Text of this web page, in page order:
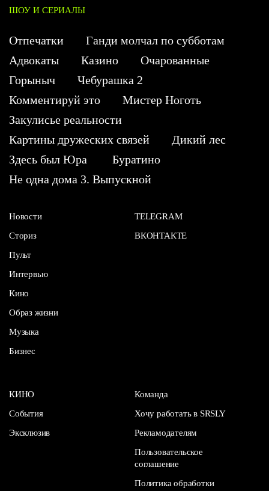
ШОУ И СЕРИАЛЫ
Отпечатки
Ганди молчал по субботам
Адвокаты
Казино
Очарованные
Горыныч
Чебурашка 2
Комментируй это
Мистер Ноготь
Закулисье реальности
Картины дружеских связей
Дикий лес
Здесь был Юра
Буратино
Не одна дома 3. Выпускной
Новости
Сториз
Пульт
Интервью
Кино
Образ жизни
Музыка
Бизнес
TELEGRAM
ВКОНТАКТЕ
КИНО
События
Эксклюзив
Команда
Хочу работать в SRSLY
Рекламодателям
Пользовательское
соглашение
Политика обработки